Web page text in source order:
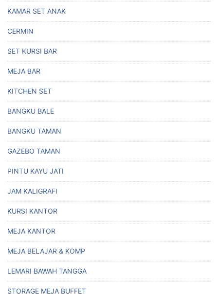
KAMAR SET ANAK
CERMIN
SET KURSI BAR
MEJA BAR
KITCHEN SET
BANGKU BALE
BANGKU TAMAN
GAZEBO TAMAN
PINTU KAYU JATI
JAM KALIGRAFI
KURSI KANTOR
MEJA KANTOR
MEJA BELAJAR & KOMP
LEMARI BAWAH TANGGA
STORAGE MEJA BUFFET